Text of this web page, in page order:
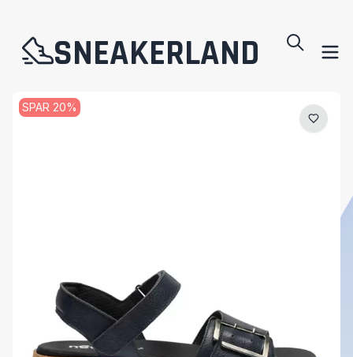
SNEAKERLAND
SPAR 20%